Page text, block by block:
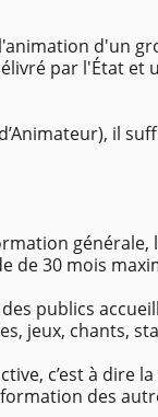
d'un
par l'État et
il
générale,
de 30 mois
publics
jeux, chants,
c’est à dire
des